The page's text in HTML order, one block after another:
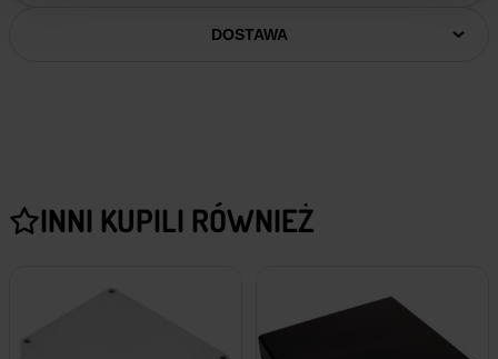
DOSTAWA
INNI KUPILI RÓWNIEŻ